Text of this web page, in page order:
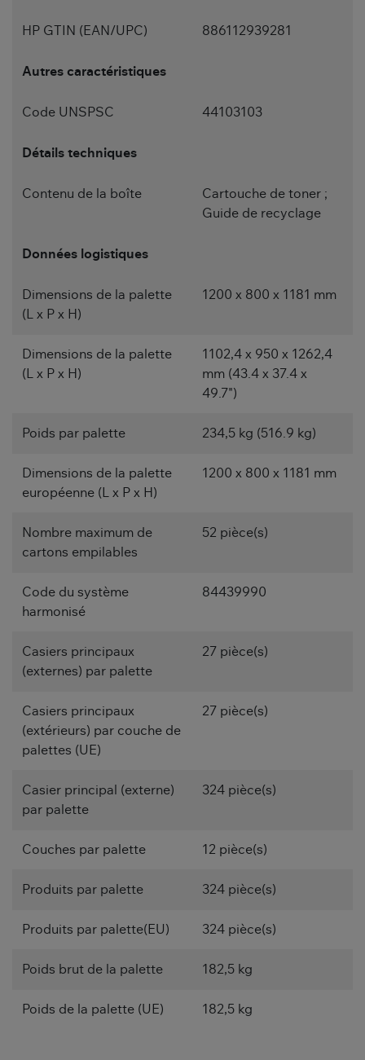
HP GTIN (EAN/UPC) 886112939281
Autres caractéristiques
Code UNSPSC 44103103
Détails techniques
Contenu de la boîte
Cartouche de toner ;
Guide de recyclage
Données logistiques
Dimensions de la palette
(L x P x H)
1200 x 800 x 1181 mm
Dimensions de la palette
(L x P x H)
1102,4 x 950 x 1262,4
mm (43.4 x 37.4 x
49.7")
Poids par palette 234,5 kg (516.9 kg)
Dimensions de la palette
européenne (L x P x H)
1200 x 800 x 1181 mm
Nombre maximum de
cartons empilables
52 pièce(s)
Code du système
harmonisé
84439990
Casiers principaux
(externes) par palette
27 pièce(s)
Casiers principaux
(extérieurs) par couche de
palettes (UE)
27 pièce(s)
Casier principal (externe)
par palette
324 pièce(s)
Couches par palette 12 pièce(s)
Produits par palette 324 pièce(s)
Produits par palette(EU) 324 pièce(s)
Poids brut de la palette 182,5 kg
Poids de la palette (UE) 182,5 kg